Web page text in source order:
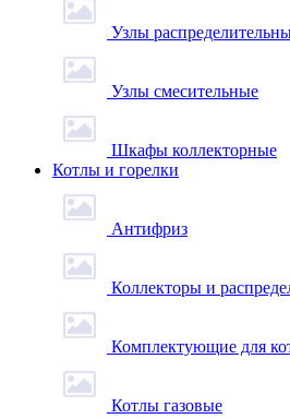
Узлы
Узлы смесительные
Шкафы коллекторные
Котлы и горелки
Антифриз
Коллекторы и
Комплектующие для
Котлы газовые